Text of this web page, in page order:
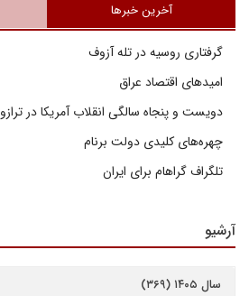
آخرین خبرها
گرفتاری روسیه در تله آزوف
امیدهای اقتصاد عراق
دویست و پنجاه سالگی انقلاب آمریکا در ترازو
چهره‌های کلیدی دولت برنام
تلگراف گراهام برای ایران
آرشیو
سال ۱۴۰۵ (۳۶۹)